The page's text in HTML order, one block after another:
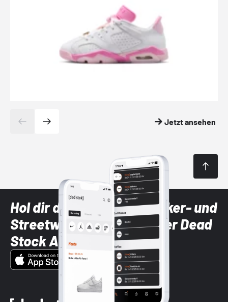
Jetzt ansehen
Hol dir die neuesten Sneaker- und
Streetwear-Brands mit der Dead
Stock App